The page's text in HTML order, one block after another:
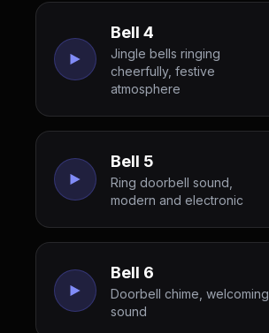
Bell 4
Jingle bells ringing
cheerfully, festive
atmosphere
Bell 5
Ring doorbell sound,
modern and electronic
Bell 6
Doorbell chime, welcoming
sound